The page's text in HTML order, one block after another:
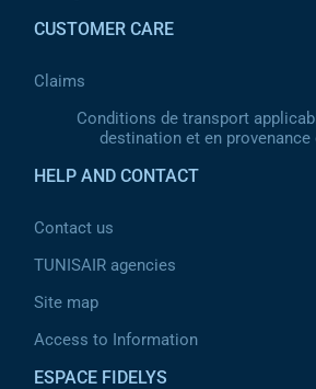
CUSTOMER CARE
Claims
Conditions de transport
destination et en provenance
HELP AND CONTACT
Contact us
TUNISAIR agencies
Site map
Access to Information
ESPACE FIDELYS